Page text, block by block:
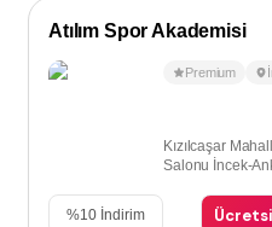
Atılım Spor Akademisi
Premium
Kızılcaşar
Salonu İncek-
%10 İndirim